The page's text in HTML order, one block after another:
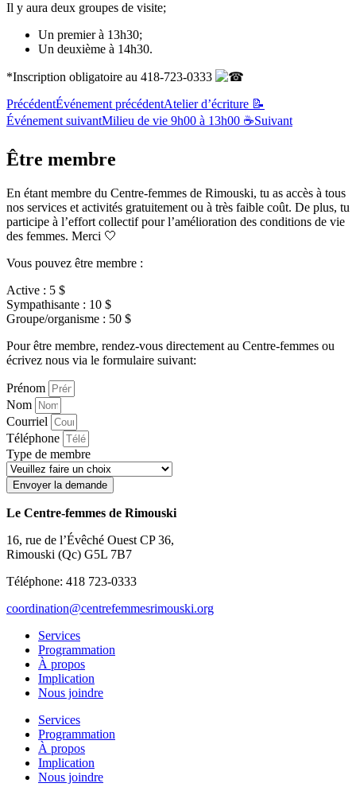
Il y aura deux groupes de visite;
Un premier à 13h30;
Un deuxième à 14h30.
*Inscription obligatoire au 418-723-0333
PrécédentÉvénement précédentAtelier d’écriture 📝
Événement suivantMilieu de vie 9h00 à 13h00 ☕Suivant
Être membre
En étant membre du Centre-femmes de Rimouski, tu as accès à tous
nos services et activités gratuitement ou à très faible coût. De plus, tu
participe à l’effort collectif pour l’amélioration des conditions de vie
des femmes. Merci 🤍
Vous pouvez être membre :
Active : 5 $
Sympathisante : 10 $
Groupe/organisme : 50 $
Pour être membre, rendez-vous directement au Centre-femmes ou
écrivez nous via le formulaire suivant:
Prénom
Nom
Courriel
Téléphone
Type de membre
Envoyer la demande
Le Centre-femmes de Rimouski
16, rue de l’Évêché Ouest CP 36,
Rimouski (Qc) G5L 7B7
Téléphone: 418 723-0333
coordination@centrefemmesrimouski.org
Services
Programmation
À propos
Implication
Nous joindre
Services
Programmation
À propos
Implication
Nous joindre